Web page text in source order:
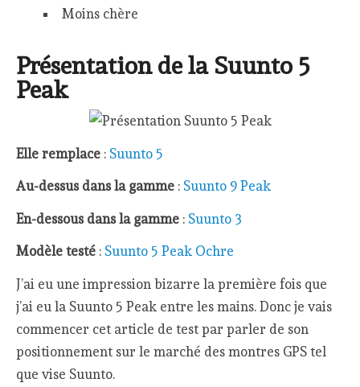
Moins chère
Présentation de la Suunto 5
Peak
Elle remplace : Suunto 5
Au-dessus dans la gamme : Suunto 9 Peak
En-dessous dans la gamme : Suunto 3
Modèle testé : Suunto 5 Peak Ochre
J’ai eu une impression bizarre la première fois que
j’ai eu la Suunto 5 Peak entre les mains. Donc je vais
commencer cet article de test par parler de son
positionnement sur le marché des montres GPS tel
que vise Suunto.